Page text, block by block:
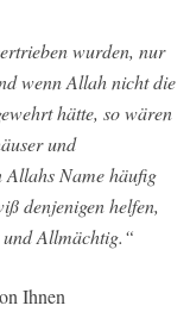
wurden, nur
wenn Allah nicht die
hätte, so wären
und
Allahs Name häufig
denjenigen helfen,
Allmächtig.“
Ihnen